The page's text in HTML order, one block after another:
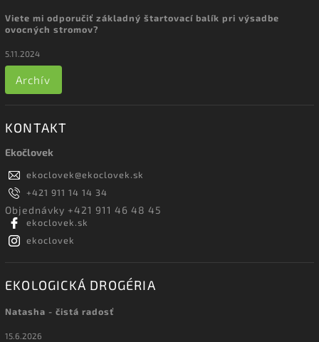
Viete mi odporučiť základný štartovací balík pri výsadbe
ovocných stromov?
5.11.2024
Archív
KONTAKT
Ekočlovek
ekoclovek@ekoclovek.sk
+421 911 14 14 34
Objednávky +421 911 46 48 45
ekoclovek.sk
ekoclovek
EKOLOGICKÁ DROGÉRIA
Natasha - čistá radosť
15.6.2026